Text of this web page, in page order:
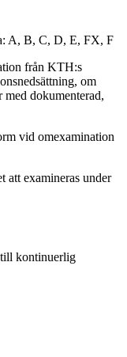
A, B, C, D, E, FX, F
från KTH:s
om
med dokumenterad,
vid omexamination
att examineras under
kontinuerlig